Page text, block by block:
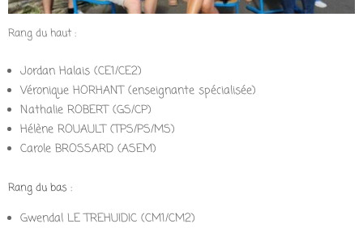
Rang du haut :
Jordan Halais (CE1/CE2)
Véronique HORHANT (enseignante spécialisée)
Nathalie ROBERT (GS/CP)
Hélène ROUAULT (TPS/PS/MS)
Carole BROSSARD (ASEM)
Rang du bas :
Gwendal LE TREHUIDIC (CM1/CM2)